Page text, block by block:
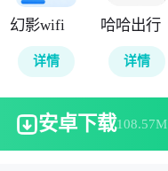
幻影wifi
详情
哈哈出行
详情
安卓下载108.57M